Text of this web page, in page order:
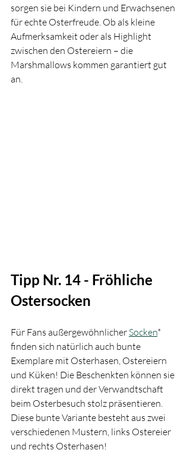
sorgen sie bei Kindern und Erwachsenen
für echte Osterfreude. Ob als kleine
Aufmerksamkeit oder als Highlight
zwischen den Ostereiern – die
Marshmallows kommen garantiert gut
an.
Tipp Nr. 14 - Fröhliche
Ostersocken
Für Fans außergewöhnlicher Socken*
finden sich natürlich auch bunte
Exemplare mit Osterhasen, Ostereiern
und Küken! Die Beschenkten können sie
direkt tragen und der Verwandtschaft
beim Osterbesuch stolz präsentieren.
Diese bunte Variante besteht aus zwei
verschiedenen Mustern, links Ostereier
und rechts Osterhasen!